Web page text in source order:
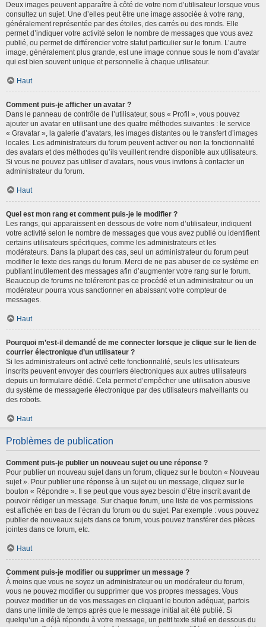
Deux images peuvent apparaître à côté de votre nom d’utilisateur lorsque vous
consultez un sujet. Une d’elles peut être une image associée à votre rang,
généralement représentée par des étoiles, des carrés ou des ronds. Elle
permet d’indiquer votre activité selon le nombre de messages que vous avez
publié, ou permet de différencier votre statut particulier sur le forum. L’autre
image, généralement plus grande, est une image connue sous le nom d’avatar
qui est bien souvent unique et personnelle à chaque utilisateur.
Haut
Comment puis-je afficher un avatar ?
Dans le panneau de contrôle de l’utilisateur, sous « Profil », vous pouvez
ajouter un avatar en utilisant une des quatre méthodes suivantes : le service
« Gravatar », la galerie d’avatars, les images distantes ou le transfert d’images
locales. Les administrateurs du forum peuvent activer ou non la fonctionnalité
des avatars et des méthodes qu’ils veuillent rendre disponible aux utilisateurs.
Si vous ne pouvez pas utiliser d’avatars, nous vous invitons à contacter un
administrateur du forum.
Haut
Quel est mon rang et comment puis-je le modifier ?
Les rangs, qui apparaissent en dessous de votre nom d’utilisateur, indiquent
votre activité selon le nombre de messages que vous avez publié ou identifient
certains utilisateurs spécifiques, comme les administrateurs et les
modérateurs. Dans la plupart des cas, seul un administrateur du forum peut
modifier le texte des rangs du forum. Merci de ne pas abuser de ce système en
publiant inutilement des messages afin d’augmenter votre rang sur le forum.
Beaucoup de forums ne toléreront pas ce procédé et un administrateur ou un
modérateur pourra vous sanctionner en abaissant votre compteur de
messages.
Haut
Pourquoi m’est-il demandé de me connecter lorsque je clique sur le lien de
courrier électronique d’un utilisateur ?
Si les administrateurs ont activé cette fonctionnalité, seuls les utilisateurs
inscrits peuvent envoyer des courriers électroniques aux autres utilisateurs
depuis un formulaire dédié. Cela permet d’empêcher une utilisation abusive
du système de messagerie électronique par des utilisateurs malveillants ou
des robots.
Haut
Problèmes de publication
Comment puis-je publier un nouveau sujet ou une réponse ?
Pour publier un nouveau sujet dans un forum, cliquez sur le bouton « Nouveau
sujet ». Pour publier une réponse à un sujet ou un message, cliquez sur le
bouton « Répondre ». Il se peut que vous ayez besoin d’être inscrit avant de
pouvoir rédiger un message. Sur chaque forum, une liste de vos permissions
est affichée en bas de l’écran du forum ou du sujet. Par exemple : vous pouvez
publier de nouveaux sujets dans ce forum, vous pouvez transférer des pièces
jointes dans ce forum, etc.
Haut
Comment puis-je modifier ou supprimer un message ?
À moins que vous ne soyez un administrateur ou un modérateur du forum,
vous ne pouvez modifier ou supprimer que vos propres messages. Vous
pouvez modifier un de vos messages en cliquant le bouton adéquat, parfois
dans une limite de temps après que le message initial ait été publié. Si
quelqu’un a déjà répondu à votre message, un petit texte situé en dessous du